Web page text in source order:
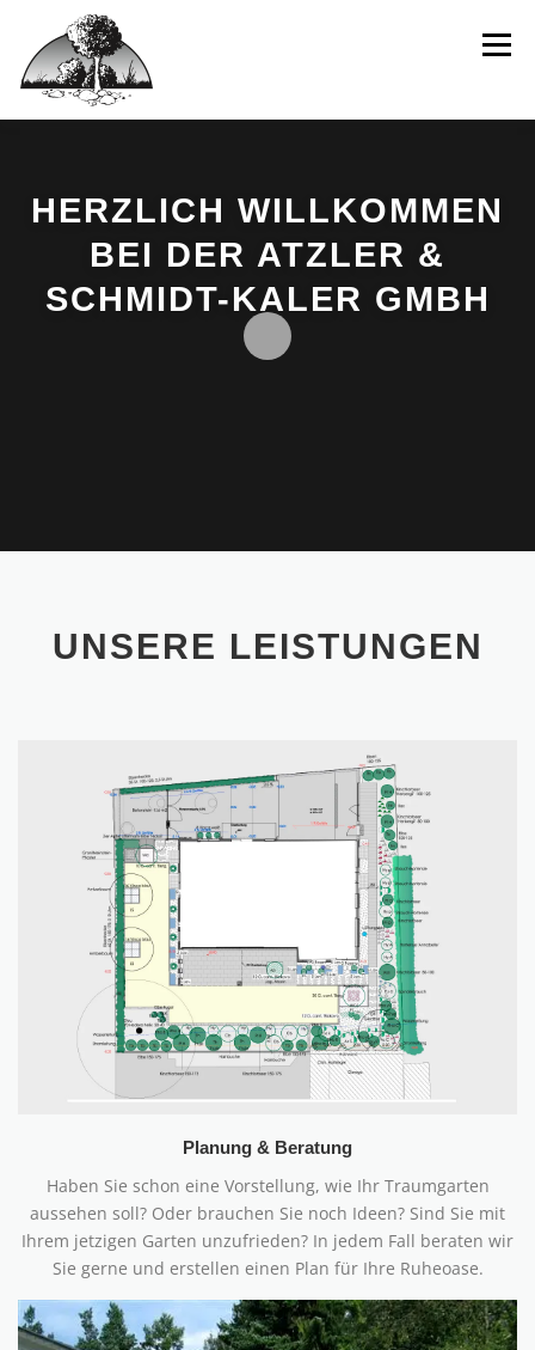
springen
Menü
BEISPIELPROJEKTE INTERAKTIV
HERZLICH WILLKOMMEN
BEI DER ATZLER &
SCHMIDT-KALER GMBH
UNSERE LEISTUNGEN
Planung & Beratung
Haben Sie schon eine Vorstellung, wie Ihr Traumgarten
aussehen soll? Oder brauchen Sie noch Ideen? Sind Sie mit
Ihrem jetzigen Garten unzufrieden? In jedem Fall beraten wir
Sie gerne und erstellen einen Plan für Ihre Ruheoase.